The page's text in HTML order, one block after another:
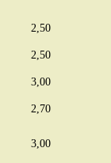
2,50
2,50
3,00
2,70
3,00